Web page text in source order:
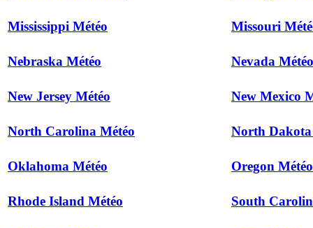
Mississippi Météo Missouri
Nebraska Météo Nevada Météo
New Jersey Météo New Mexico
North Carolina Météo North Dakota
Oklahoma Météo Oregon Météo
Rhode Island Météo South